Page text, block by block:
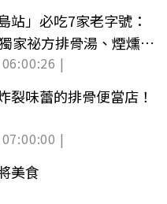
站」必吃7家老字號：
家祕方排骨湯、煙燻鴨
|
裂味蕾的排骨便當店！
|
美食